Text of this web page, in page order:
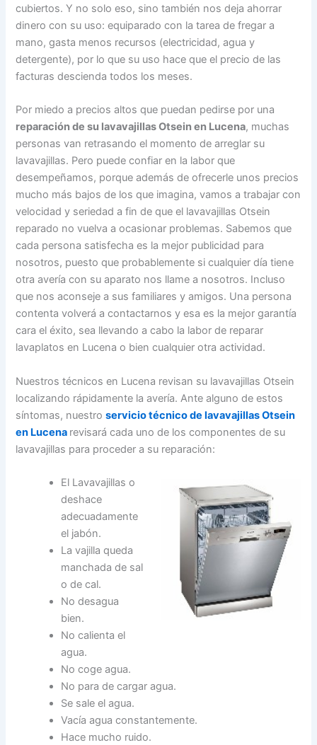
cubiertos. Y no solo eso, sino también nos deja ahorrar
dinero con su uso: equiparado con la tarea de fregar a
mano, gasta menos recursos (electricidad, agua y
detergente), por lo que su uso hace que el precio de las
facturas descienda todos los meses.
Por miedo a precios altos que puedan pedirse por una
reparación de su lavavajillas Otsein en Lucena, muchas
personas van retrasando el momento de arreglar su
lavavajillas. Pero puede confiar en la labor que
desempeñamos, porque además de ofrecerle unos precios
mucho más bajos de los que imagina, vamos a trabajar con
velocidad y seriedad a fin de que el lavavajillas Otsein
reparado no vuelva a ocasionar problemas. Sabemos que
cada persona satisfecha es la mejor publicidad para
nosotros, puesto que probablemente si cualquier día tiene
otra avería con su aparato nos llame a nosotros. Incluso
que nos aconseje a sus familiares y amigos. Una persona
contenta volverá a contactarnos y esa es la mejor garantía
cara el éxito, sea llevando a cabo la labor de reparar
lavaplatos en Lucena o bien cualquier otra actividad.
Nuestros técnicos en Lucena revisan su lavavajillas Otsein
localizando rápidamente la avería. Ante alguno de estos
síntomas, nuestroservicio técnico de lavavajillas Otsein
en Lucena revisará cada uno de los componentes de su
lavavajillas para proceder a su reparación:
El Lavavajillas o
deshace
adecuadamente
el jabón.
La vajilla queda
manchada de sal
o de cal.
No desagua
bien.
No calienta el
agua.
No coge agua.
No para de cargar agua.
Se sale el agua.
Vacía agua constantemente.
Hace mucho ruido.